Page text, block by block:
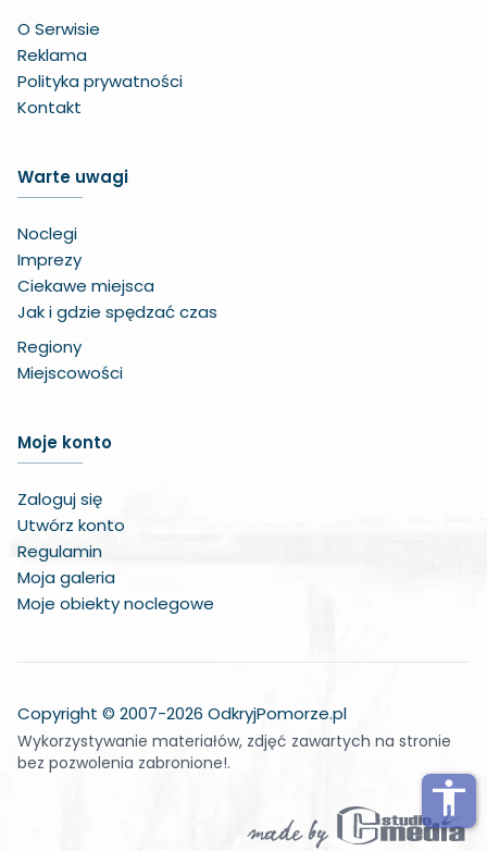
O Serwisie
Reklama
Polityka prywatności
Kontakt
Warte uwagi
Noclegi
Imprezy
Ciekawe miejsca
Jak i gdzie spędzać czas
Regiony
Miejscowości
Moje konto
Zaloguj się
Utwórz konto
Regulamin
Moja galeria
Moje obiekty noclegowe
Copyright © 2007-2026 OdkryjPomorze.pl
Wykorzystywanie materiałów, zdjęć zawartych na stronie
bez pozwolenia zabronione!.
accessibility
Negatywne kolory
Wskaźnik do czytania
Wyłącz animacje